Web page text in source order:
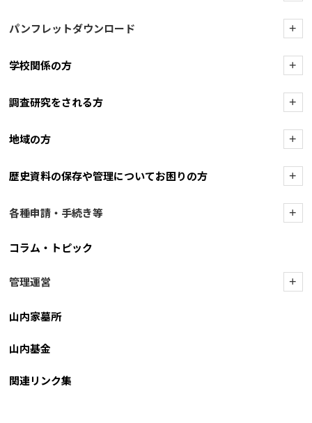
パンフレットダウンロード +
学校関係の方 +
調査研究をされる方 +
地域の方 +
歴史資料の保存や管理についてお困りの方 +
各種申請・手続き等 +
コラム・トピック
管理運営 +
山内家墓所
山内基金
関連リンク集